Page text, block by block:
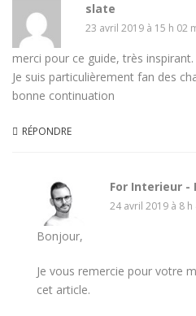
slate
23 avril 2019 à 15 h 02
merci pour ce guide, très inspirant.
Je suis particulièrement fan des
bonne continuation
RÉPONDRE
For Interieur -
24 avril 2019 à 8 h
Bonjour,
Je vous remercie pour votre
cet article.